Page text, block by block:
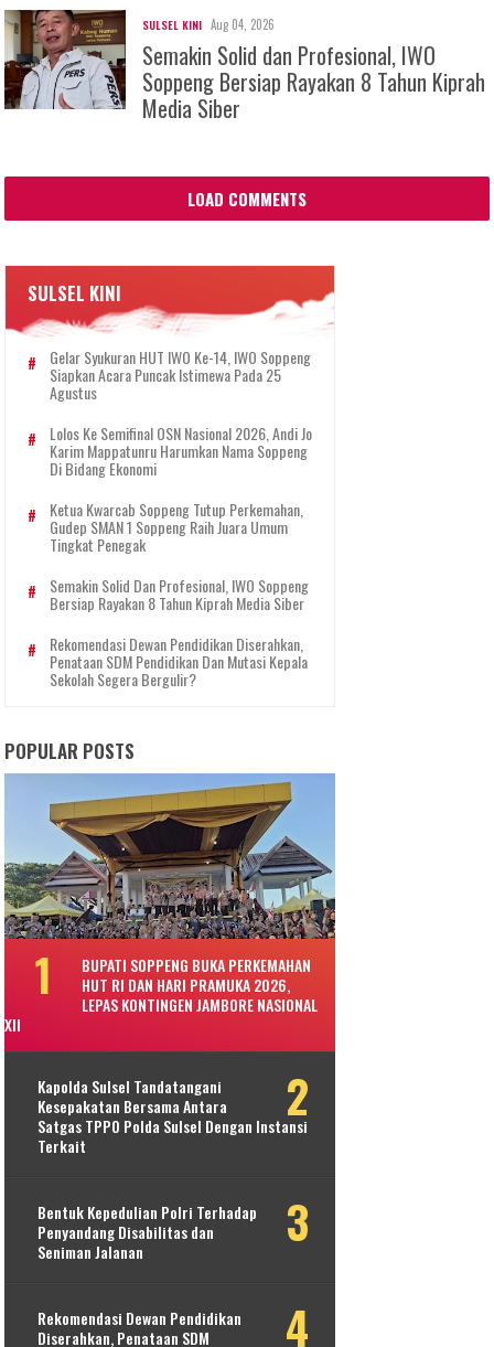
SULSEL KINI Aug 04, 2026
Semakin Solid dan Profesional, IWO
Soppeng Bersiap Rayakan 8 Tahun Kiprah
Media Siber
LOAD COMMENTS
SULSEL KINI
Gelar Syukuran HUT IWO Ke-14, IWO Soppeng
Siapkan Acara Puncak Istimewa Pada 25
Agustus
Lolos Ke Semifinal OSN Nasional 2026, Andi Jo
Karim Mappatunru Harumkan Nama Soppeng
Di Bidang Ekonomi
Ketua Kwarcab Soppeng Tutup Perkemahan,
Gudep SMAN 1 Soppeng Raih Juara Umum
Tingkat Penegak
Semakin Solid Dan Profesional, IWO Soppeng
Bersiap Rayakan 8 Tahun Kiprah Media Siber
Rekomendasi Dewan Pendidikan Diserahkan,
Penataan SDM Pendidikan Dan Mutasi Kepala
Sekolah Segera Bergulir?
POPULAR POSTS
BUPATI SOPPENG BUKA PERKEMAHAN
HUT RI DAN HARI PRAMUKA 2026,
LEPAS KONTINGEN JAMBORE NASIONAL
XII
Kapolda Sulsel Tandatangani
Kesepakatan Bersama Antara
Satgas TPPO Polda Sulsel Dengan Instansi
Terkait
Bentuk Kepedulian Polri Terhadap
Penyandang Disabilitas dan
Seniman Jalanan
Rekomendasi Dewan Pendidikan
Diserahkan, Penataan SDM